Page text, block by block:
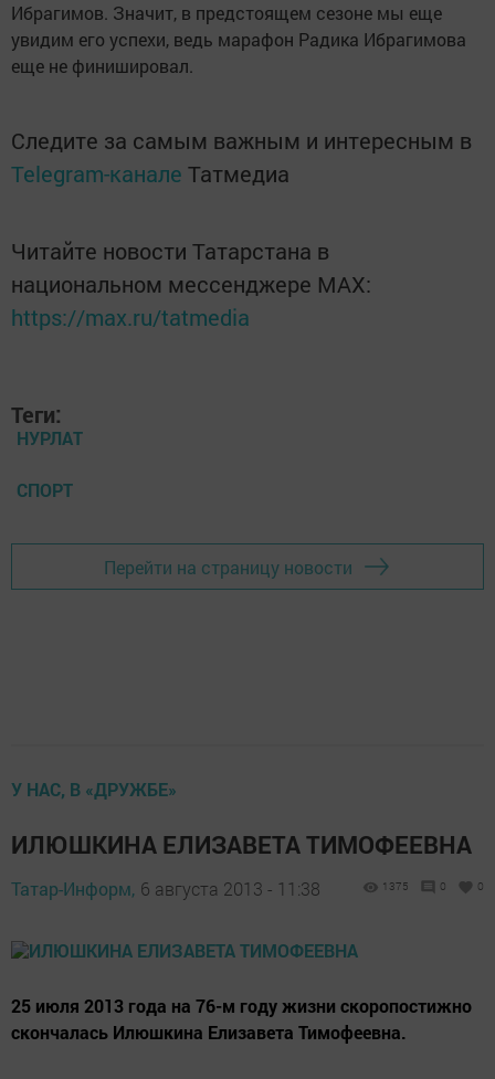
Ибрагимов. Значит, в предстоящем сезоне мы еще
увидим его успехи, ведь марафон Радика Ибрагимова
еще не финишировал.
Следите за самым важным и интересным в
Telegram-канале Татмедиа
Читайте новости Татарстана в
национальном мессенджере MАХ:
https://max.ru/tatmedia
Теги:
НУРЛАТ
СПОРТ
Перейти на страницу новости
У НАС, В «ДРУЖБЕ»
ИЛЮШКИНА ЕЛИЗАВЕТА ТИМОФЕЕВНА
Татар-Информ, 6 августа 2013 - 11:38 1375 0 0
25 июля 2013 года на 76-м году жизни скоропостижно
скончалась Илюшкина Елизавета Тимофеевна.